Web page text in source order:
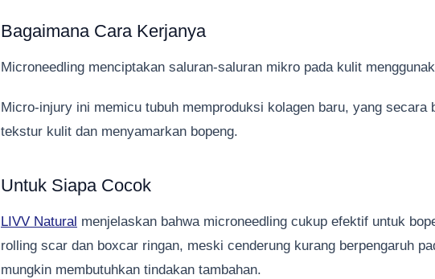
Bagaimana Cara Kerjanya
Microneedling menciptakan saluran-saluran mikro pada kulit
Micro-injury ini memicu tubuh memproduksi kolagen baru, yang secara
tekstur kulit dan menyamarkan bopeng.
Untuk Siapa Cocok
LIVV Natural menjelaskan bahwa microneedling cukup efektif untuk
rolling scar dan boxcar ringan, meski cenderung kurang berpengaruh
mungkin membutuhkan tindakan tambahan.